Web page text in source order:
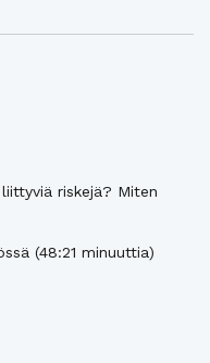
riskejä? Miten
(48:21 minuuttia)